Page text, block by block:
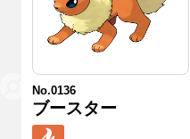
No.0136
ブースター